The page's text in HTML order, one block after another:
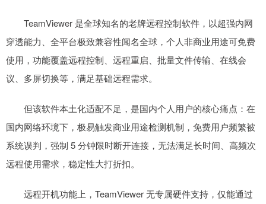
TeamViewer 是全球知名的老牌远程控制软件，以超强内网
穿透能力、全平台极致兼容性闻名全球，个人非商业用途可免费
使用，功能覆盖远程控制、远程重启、批量文件传输、在线会
议、多屏切换等，满足基础远程需求。
但该软件本土化适配不足，是国内个人用户的核心痛点：在
国内网络环境下，极易触发商业用途检测机制，免费用户频繁被
系统误判，强制 5 分钟限时断开连接，无法满足长时间、高频次
远程使用需求，稳定性大打折扣。
远程开机功能上，TeamViewer 无专属硬件支持，仅能通过